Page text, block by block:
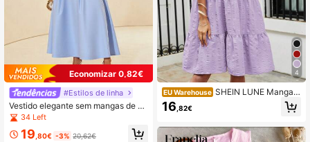
Economizar 0,82€
#Estilos de linha
Vestido elegante sem mangas de co
r lisa, design com cintura marcada,
adequado para primavera, vestido a
zul
34 Left
19 ,80€ -3% 20,62€
4
EU Warehouse SHEIN LUNE Manga F
lare Bainha Com Babado Vestido D
e Bata
16 ,82€